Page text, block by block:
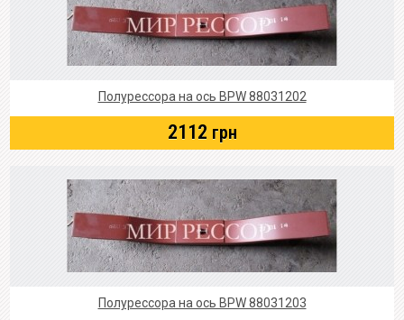
Полурессора на ось BPW 88031202
2112 грн
Полурессора на ось BPW 88031203